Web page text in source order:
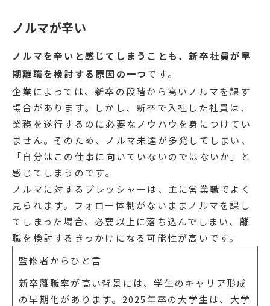
ノルマが辛い
ノルマを辛いと感じてしまうことも、新卒社員が早
期離職を検討する原因の一つです。
企業によっては、新卒の段階から高いノルマを課す
場合があります。しかし、新卒で入社した社員は、
業務を遂行するのに必要なノウハウを身につけてい
ません。そのため、ノルマ未達が多発してしまい、
「自分はこの仕事に向いていないのではないか」と
感じてしまうのです。
ノルマに対するプレッシャーは、主に営業職でよく
見られます。フォロー体制がないままノルマを課し
てしまった場合、必要以上に落ち込んでしまい、離
職を検討するきっかけになる可能性が高いです。
監修者からひと言
新卒離職率が高い背景には、学生のキャリア形成
の早期化があります。2025年卒の大学生は、大学